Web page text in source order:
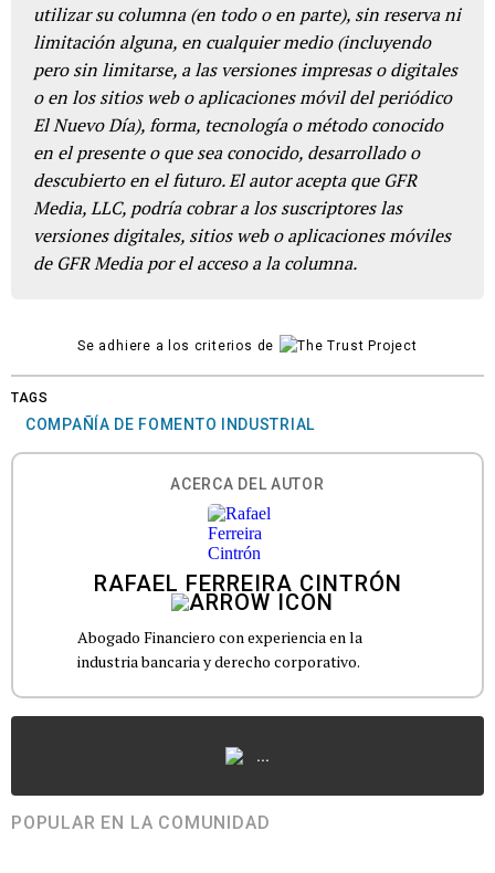
utilizar su columna (en todo o en parte), sin reserva ni
limitación alguna, en cualquier medio (incluyendo
pero sin limitarse, a las versiones impresas o digitales
o en los sitios web o aplicaciones móvil del periódico
El Nuevo Día), forma, tecnología o método conocido
en el presente o que sea conocido, desarrollado o
descubierto en el futuro. El autor acepta que GFR
Media, LLC, podría cobrar a los suscriptores las
versiones digitales, sitios web o aplicaciones móviles
de GFR Media por el acceso a la columna.
Se adhiere a los criterios de
TAGS
COMPAÑÍA DE FOMENTO INDUSTRIAL
ACERCA DEL AUTOR
RAFAEL FERREIRA CINTRÓN
Abogado Financiero con experiencia en la
industria bancaria y derecho corporativo.
...
POPULAR EN LA COMUNIDAD